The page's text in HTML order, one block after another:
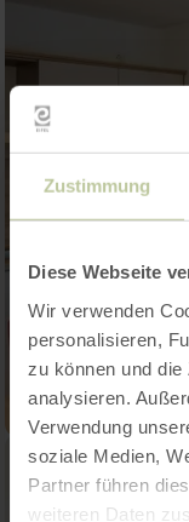
Zustimmung
Diese Webseite
Wir verwenden
personalisieren,
zu können und
analysieren.
Verwendung
soziale Medien,
Partner führen
weiteren Daten